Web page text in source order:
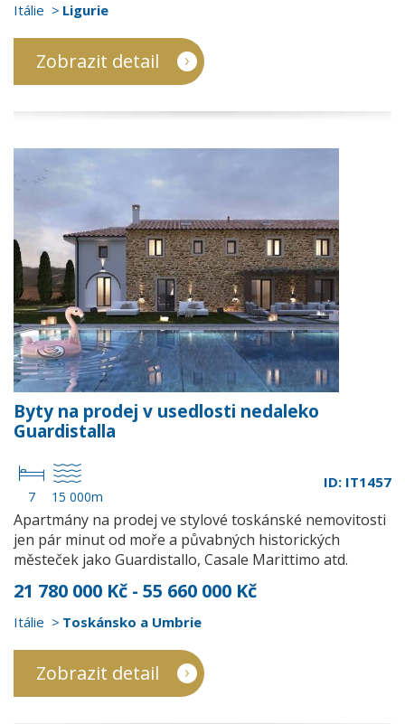
Itálie Ligurie
Zobrazit detail
Byty na prodej v usedlosti nedaleko
Guardistalla
7 15 000m
ID: IT1457
Apartmány na prodej ve stylové toskánské nemovitosti
jen pár minut od moře a půvabných historických
městeček jako Guardistallo, Casale Marittimo atd.
21 780 000 Kč - 55 660 000 Kč
Itálie Toskánsko a Umbrie
Zobrazit detail